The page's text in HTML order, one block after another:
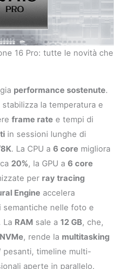
16 Pro: tutte le novità che
performance sostenute.
stabilizza la temperatura e
frame rate e tempi di
in sessioni lunghe di
. La CPU a6 core migliora
20%, la GPU a6 core
per ray tracing
Engine accelera
nelle foto e
La RAM sale a 12 GB, che,
NVMe, rende la multitasking
pesanti, timeline multi-
aperte in parallelo.